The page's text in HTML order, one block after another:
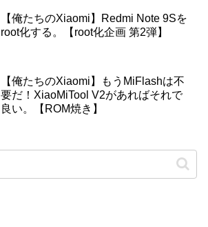
【俺たちのXiaomi】Redmi Note 9Sを
root化する。【root化企画 第2弾】
【俺たちのXiaomi】もうMiFlashは不
要だ！XiaoMiTool V2があればそれで
良い。【ROM焼き】